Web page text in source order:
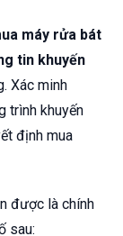
máy rửa bát
tin khuyến
Xác minh
trình khuyến
định mua
được là chính
sau: